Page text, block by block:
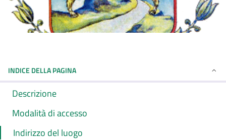
INDICE DELLA PAGINA
Descrizione
Modalità di accesso
Indirizzo del luogo